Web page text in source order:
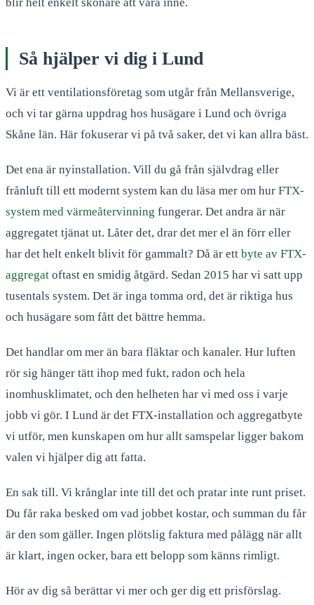
blir helt enkelt skönare att vara inne.
Så hjälper vi dig i Lund
Vi är ett ventilationsföretag som utgår från Mellansverige,
och vi tar gärna uppdrag hos husägare i Lund och övriga
Skåne län. Här fokuserar vi på två saker, det vi kan allra bäst.
Det ena är nyinstallation. Vill du gå från självdrag eller
frånluft till ett modernt system kan du läsa mer om hur FTX-
system med värmeåtervinning fungerar. Det andra är när
aggregatet tjänat ut. Låter det, drar det mer el än förr eller
har det helt enkelt blivit för gammalt? Då är ett byte av FTX-
aggregat oftast en smidig åtgärd. Sedan 2015 har vi satt upp
tusentals system. Det är inga tomma ord, det är riktiga hus
och husägare som fått det bättre hemma.
Det handlar om mer än bara fläktar och kanaler. Hur luften
rör sig hänger tätt ihop med fukt, radon och hela
inomhusklimatet, och den helheten har vi med oss i varje
jobb vi gör. I Lund är det FTX-installation och aggregatbyte
vi utför, men kunskapen om hur allt samspelar ligger bakom
valen vi hjälper dig att fatta.
En sak till. Vi krånglar inte till det och pratar inte runt priset.
Du får raka besked om vad jobbet kostar, och summan du får
är den som gäller. Ingen plötslig faktura med pålägg när allt
är klart, ingen ocker, bara ett belopp som känns rimligt.
Hör av dig så berättar vi mer och ger dig ett prisförslag.